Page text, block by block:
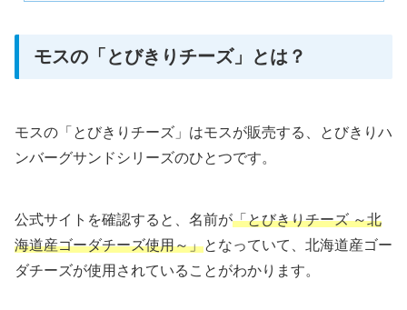
モスの「とびきりチーズ」とは？
モスの「とびきりチーズ」はモスが販売する、とびきりハ
ンバーグサンドシリーズのひとつです。
公式サイトを確認すると、名前が「とびきりチーズ ～北
海道産ゴーダチーズ使用～」となっていて、北海道産ゴー
ダチーズが使用されていることがわかります。